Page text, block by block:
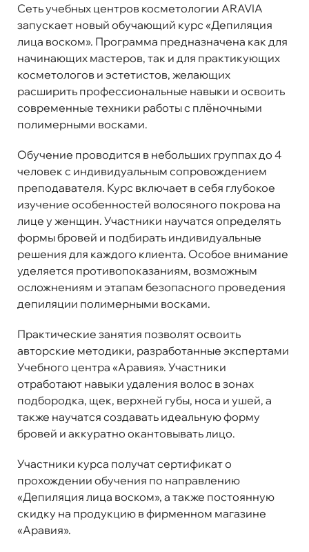
Сеть учебных центров косметологии ARAVIA
запускает новый обучающий курс «Депиляция
лица воском». Программа предназначена как для
начинающих мастеров, так и для практикующих
косметологов и эстетистов, желающих
расширить профессиональные навыки и освоить
современные техники работы с плёночными
полимерными восками.
Обучение проводится в небольших группах до 4
человек с индивидуальным сопровождением
преподавателя. Курс включает в себя глубокое
изучение особенностей волосяного покрова на
лице у женщин. Участники научатся определять
формы бровей и подбирать индивидуальные
решения для каждого клиента. Особое внимание
уделяется противопоказаниям, возможным
осложнениям и этапам безопасного проведения
депиляции полимерными восками.
Практические занятия позволят освоить
авторские методики, разработанные экспертами
Учебного центра «Аравия». Участники
отработают навыки удаления волос в зонах
подбородка, щек, верхней губы, носа и ушей, а
также научатся создавать идеальную форму
бровей и аккуратно окантовывать лицо.
Участники курса получат сертификат о
прохождении обучения по направлению
«Депиляция лица воском», а также постоянную
скидку на продукцию в фирменном магазине
«Аравия».